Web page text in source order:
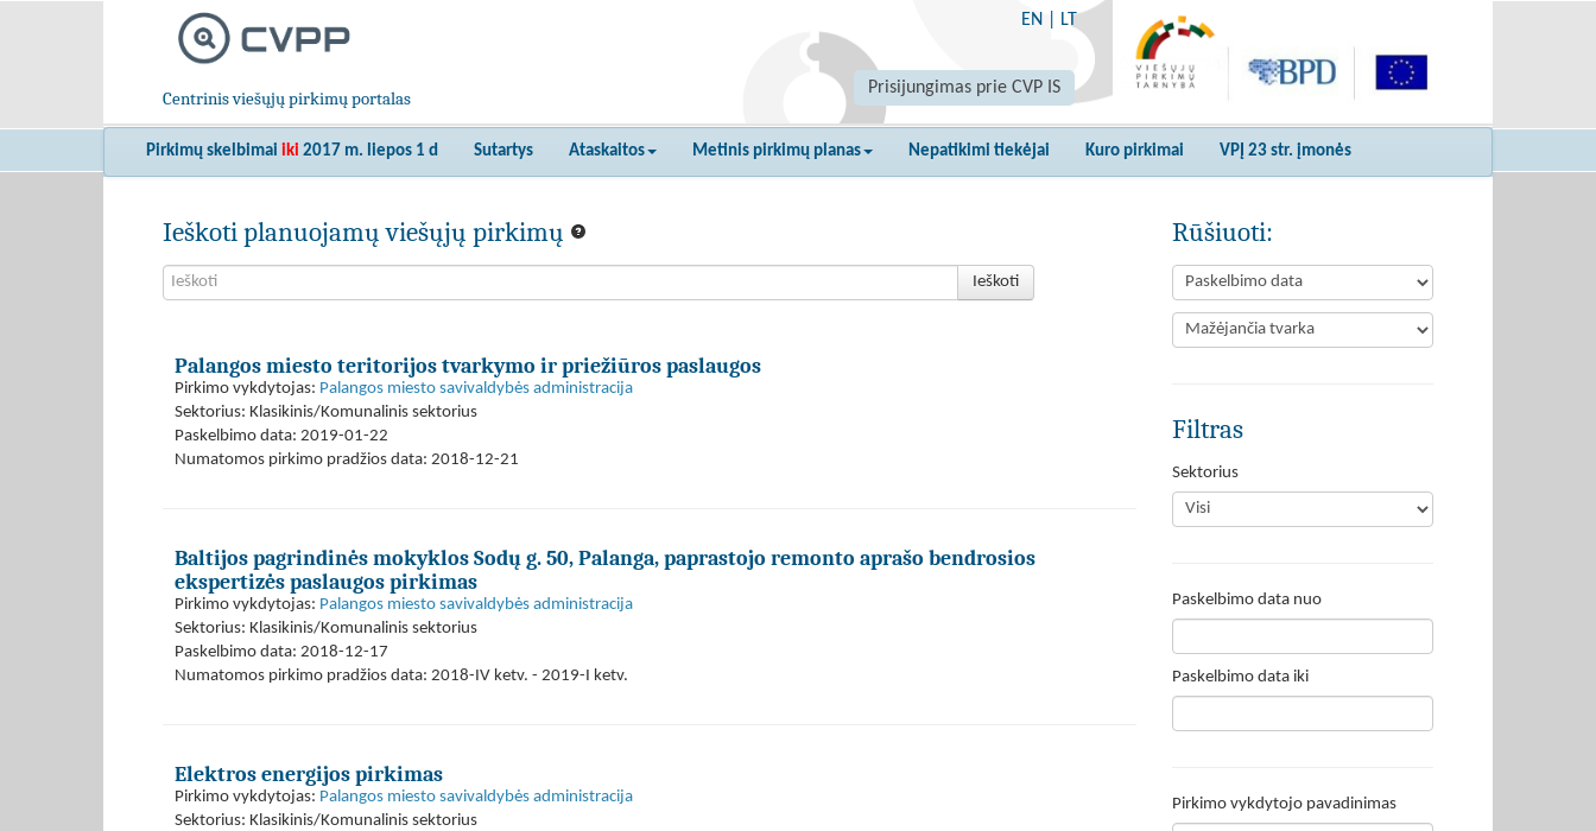
Centrinis viešųjų pirkimų portalas
EN LT
Prisijungimas prie CVP IS
Pirkimų skelbimai iki 2017 m. liepos 1 d Sutartys Ataskaitos Metinis pirkimų planas Nepatikimi tiekėjai Kuro pirkimai VPĮ 23 str. įmonės
Ieškoti planuojamų viešųjų pirkimų
Ieškoti
Palangos miesto teritorijos tvarkymo ir priežiūros paslaugos
Pirkimo vykdytojas: Palangos miesto savivaldybės administracija
Sektorius: Klasikinis/Komunalinis sektorius
Paskelbimo data: 2019-01-22
Numatomos pirkimo pradžios data: 2018-12-21
Baltijos pagrindinės mokyklos Sodų g. 50, Palanga, paprastojo remonto aprašo bendrosios
ekspertizės paslaugos pirkimas
Pirkimo vykdytojas: Palangos miesto savivaldybės administracija
Sektorius: Klasikinis/Komunalinis sektorius
Paskelbimo data: 2018-12-17
Numatomos pirkimo pradžios data: 2018-IV ketv. - 2019-I ketv.
Elektros energijos pirkimas
Pirkimo vykdytojas: Palangos miesto savivaldybės administracija
Sektorius: Klasikinis/Komunalinis sektorius
Rūšiuoti:
Filtras
Sektorius
Paskelbimo data nuo
Paskelbimo data iki
Pirkimo vykdytojo pavadinimas